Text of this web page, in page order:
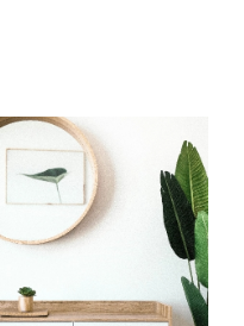
principale,
même d'un
prend en
de
de vos